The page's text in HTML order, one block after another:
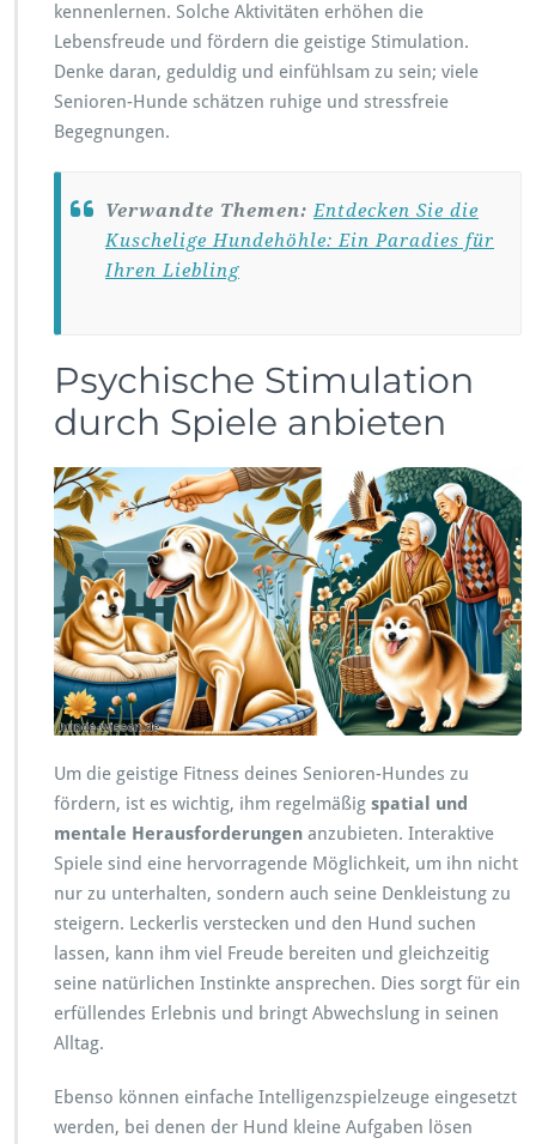
kennenlernen. Solche Aktivitäten erhöhen die
Lebensfreude und fördern die geistige Stimulation.
Denke daran, geduldig und einfühlsam zu sein; viele
Senioren-Hunde schätzen ruhige und stressfreie
Begegnungen.
Verwandte Themen:Entdecken Sie die
Kuschelige Hundehöhle: Ein Paradies für
Ihren Liebling
Psychische Stimulation
durch Spiele anbieten
Um die geistige Fitness deines Senioren-Hundes zu
fördern, ist es wichtig, ihm regelmäßig spatial und
mentale Herausforderungen anzubieten. Interaktive
Spiele sind eine hervorragende Möglichkeit, um ihn nicht
nur zu unterhalten, sondern auch seine Denkleistung zu
steigern. Leckerlis verstecken und den Hund suchen
lassen, kann ihm viel Freude bereiten und gleichzeitig
seine natürlichen Instinkte ansprechen. Dies sorgt für ein
erfüllendes Erlebnis und bringt Abwechslung in seinen
Alltag.
Ebenso können einfache Intelligenzspielzeuge eingesetzt
werden, bei denen der Hund kleine Aufgaben lösen